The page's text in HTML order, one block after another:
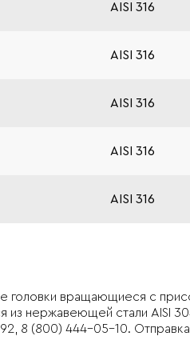
AISI 316
AISI 316
AISI 316
AISI 316
AISI 316
головки вращающиеся с
нержавеющей стали AISI
8 (800) 444-05-10.